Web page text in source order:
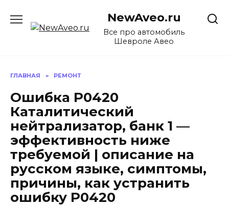
содержанию
NewAveo.ru
Все про автомобиль
Шевроле Авео
ГЛАВНАЯ » РЕМОНТ
Ошибка P0420
Каталитический
нейтрализатор, банк 1 —
эффективность ниже
требуемой | описание на
русском языке, симптомы,
причины, как устранить
ошибку P0420